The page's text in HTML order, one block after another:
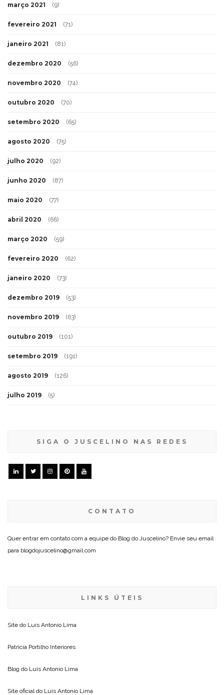
março 2021 (9)
fevereiro 2021 (71)
janeiro 2021 (81)
dezembro 2020 (56)
novembro 2020 (74)
outubro 2020 (70)
setembro 2020 (65)
agosto 2020 (75)
julho 2020 (92)
junho 2020 (87)
maio 2020 (77)
abril 2020 (66)
março 2020 (59)
fevereiro 2020 (62)
janeiro 2020 (73)
dezembro 2019 (53)
novembro 2019 (63)
outubro 2019 (101)
setembro 2019 (191)
agosto 2019 (126)
julho 2019 (5)
SIGA O JUSCELINO NAS REDES
CONTATO
Quer entrar em contato com a equipe do Blog do Juscelino? Envie seu email
para blogdojuscelino@gmail.com
LINKS ÚTEIS
Site do Luis Antonio Lima
Patricia Portilho Interiores
Blog do Luis Antonio Lima
Site oficial do Luis Antonio Lima